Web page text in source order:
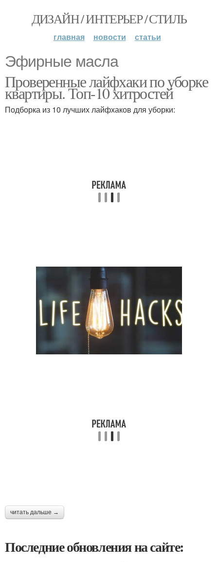
ДИЗАЙН / ИНТЕРЬЕР / СТИЛЬ
главная новости статьи
Эфирные масла
Проверенные лайфхаки по уборке
квартиры. Топ-10 хитростей
Подборка из 10 лучших лайфхаков для уборки:
читать дальше →
Последние обновления на сайте: